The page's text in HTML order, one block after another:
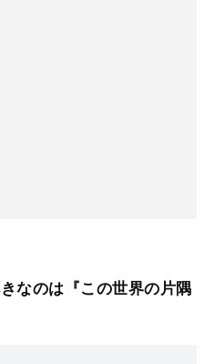
なのは『この世界の片隅